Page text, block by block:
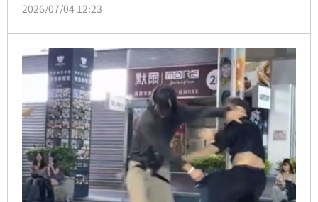
糾紛，但說詞反覆，還指向動手的嫌犯仍在逃，對案情
清犯案動機。
2026/07/04 12:23